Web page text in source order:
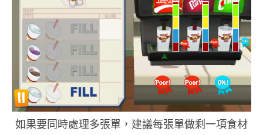
如果要同時處理多張單，建議每張單做剩一項食材